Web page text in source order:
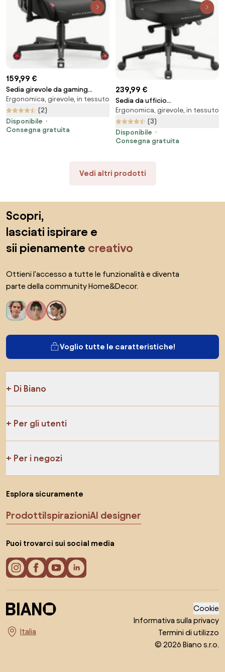
159,99 €
Sedia girevole da gaming
Diablo X-Starter nera e rossa
Ergonomica, girevole, in tessuto
(2)
Disponibile
Consegna gratuita
239,99 €
Sedia da ufficio
ergonomicaDiablo V-Light: nera
Ergonomica, girevole, in tessuto
(3)
Disponibile
Consegna gratuita
Vedi altri prodotti
Scopri,
lasciati ispirare e
sii pienamente creativo
Ottieni l'accesso a tutte le funzionalità e diventa
parte della community Home&Decor.
Voglio tutte le caratteristiche!
Di Biano
Per gli utenti
Per i negozi
Esplora sicuramente
ProdottiIspirazioniAI designer
Puoi trovarci sui social media
Seleziona il paese
Cookie
Informativa sulla privacy
Termini di utilizzo
© 2026 Biano s.r.o.